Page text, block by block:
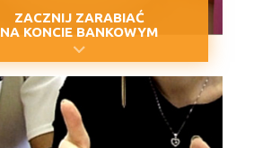
ZACZNIJ ZARABIAĆ
NA KONCIE BANKOWYM